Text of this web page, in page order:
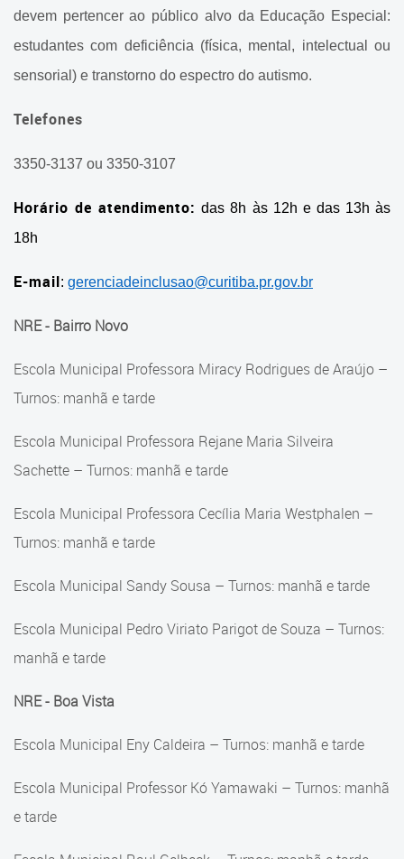
Diretrizes da Inclusão e da
Educação Especial de Curitiba
devem pertencer ao público alvo da Educação Especial:
estudantes com deficiência (física, mental, intelectual ou
sensorial) e transtorno do espectro do autismo.
Telefones
3350-3137 ou 3350-3107
Horário de atendimento: das 8h às 12h e das 13h às
18h
E-mail: gerenciadeinclusao@curitiba.pr.gov.br
NRE - Bairro Novo
Escola Municipal Professora Miracy Rodrigues de Araújo –
Turnos: manhã e tarde
Escola Municipal Professora Rejane Maria Silveira
Sachette – Turnos: manhã e tarde
Escola Municipal Professora Cecília Maria Westphalen –
Turnos: manhã e tarde
Escola Municipal Sandy Sousa – Turnos: manhã e tarde
Escola Municipal Pedro Viriato Parigot de Souza – Turnos:
manhã e tarde
NRE - Boa Vista
Escola Municipal Eny Caldeira – Turnos: manhã e tarde
Escola Municipal Professor Kó Yamawaki – Turnos: manhã
e tarde